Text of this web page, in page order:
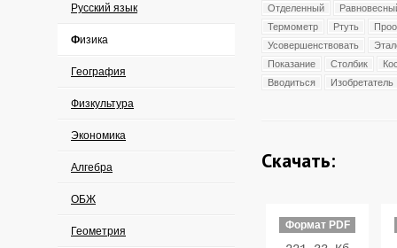
Русский язык
Физика
География
Физкультура
Экономика
Алгебра
ОБЖ
Геометрия
Отделенный
Термометр
Ртуть
Усовершенствовать
Показание
Столбик
Вводиться
Изобретатель
Скачать:
Формат PDF